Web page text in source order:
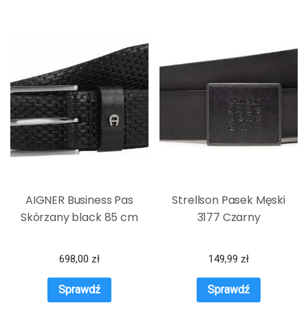
AIGNER Business Pas
Skórzany black 85 cm
698,00 zł
Sprawdź
Strellson Pasek Męski
3177 Czarny
149,99 zł
Sprawdź